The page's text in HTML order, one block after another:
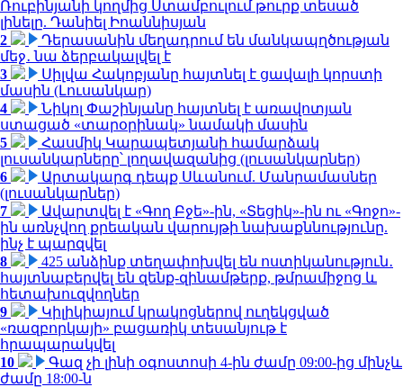
Ռուբինյանի կողմից Ստամբուլում թուրք տեսած
լինելը. Դանիել Իոաննիսյան
2
Դերասանին մեղադրում են մանկապղծության
մեջ․ նա ձերբակալվել է
3
Սիլվա Հակոբյանը հայտնել է ցավալի կորստի
մասին (Լուսանկար)
4
Նիկոլ Փաշինյանը հայտնել է առավոտյան
ստացած «տարօրինակ» նամակի մասին
5
Հասմիկ Կարապետյանի համարձակ
լուսանկարները՝ լողավազանից (լուսանկարներ)
6
Արտակարգ դեպք Սևանում. Մանրամասներ
(լուսանկարներ)
7
Ավարտվել է «Գող Բջե»-ին, «Տեցիկ»-ին ու «Գոջո»-
ին առնչվող քրեական վարույթի նախաքննությունը.
ինչ է պարզվել
8
425 անձինք տեղափոխվել են ոստիկանություն․
հայտնաբերվել են զենք-զինամթերք, թմրամիջոց և
հետախուզվողներ
9
Կիլիկիայում կրակոցներով ուղեկցված
«ռազբորկայի» բացառիկ տեսանյութ է
հրապարակվել
10
Գազ չի լինի օգոստոսի 4-ին ժամը 09:00-ից մինչև
ժամը 18:00-ն